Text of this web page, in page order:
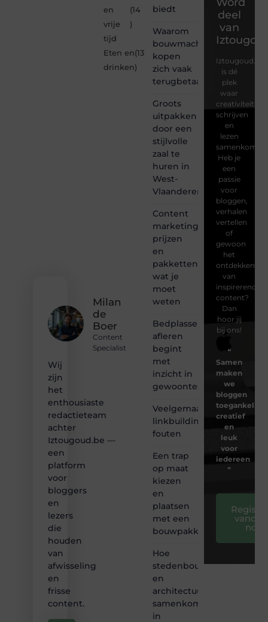
Milan
de
Boer
Content
Specialist
Wij
zijn
het
enthousiaste
redactieteam
achter
Iztougoud.be —
een
platform
voor
bloggers
en
lezers
die
houden
van
afwisseling
en
frisse
content.
en
vrije
tijd
(14
)
Eten en
drinken
(13
)
biedt
Waarom
bouwmachines
kopen
zich vaak
terugbetaalt
Groots
uitpakken
door een
stijlvolle
zaal te
huren in
West-
Vlaanderen
Content
marketing
prijzen
en
pakketten:
wat je
moet
weten
Bedplassen
afleren
begint
met
inzicht in
gewoontes
Veelgemaakte
linkbuilding
fouten
Een trap
op maat
kiezen
en
plaatsen
met een
bouwpakket
Hoe
stedenbouw
en
architectuur
samenkomen
in
deel
van
Iztougoud.be
is dé
plek
waar
creativiteit,
schrijven
en
lezen
samenkomen.
Heb je
een
passie
voor
bloggen,
verhalen
vertellen
of
gewoon
het
ontdekken
van
inspirerende
content?
Dan
hoor jij
bij ons!
❝
Samen
maken
we
bloggen
toegankelijk,
creatief
en
leuk
voor
iedereen
❞
nog